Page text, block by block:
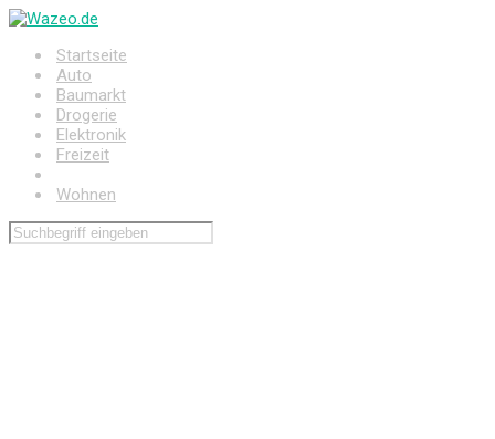
Zum
springenStartseite
Auto
Baumarkt
Drogerie
Elektronik
Freizeit
Wohnen